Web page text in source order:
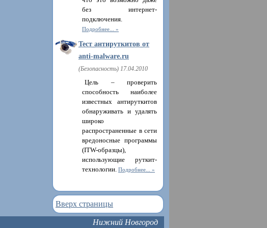
без интернет-
подключения.
Подробнее...
Тест антируткитов от
anti-malware.ru
(Безопасность) 17.04.2010
Цель – проверить
способность наиболее
известных антируткитов
обнаруживать и удалять
широко
распространенные в сети
вредоносные программы
(ITW-образцы),
использующие руткит-
технологии. Подробнее...
Вверх страницы
Нижний Новгород